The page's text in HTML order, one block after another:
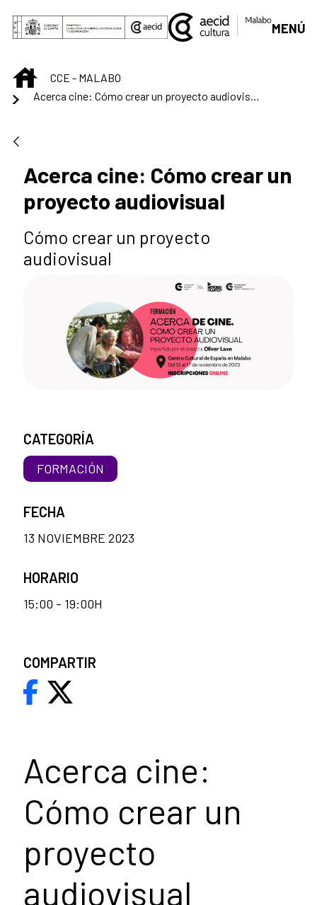
Saltar al contenido principal
MENÚ
INICIOCCE - MALABO
Acerca cine: Cómo crear un proyecto audiovisual
Acerca cine: Cómo crear un
proyecto audiovisual
Cómo crear un proyecto
audiovisual
Acerca cine:
Cómo crear un
proyecto
audiovisual
CATEGORÍA
FORMACIÓN
FECHA
13 NOVIEMBRE 2023
HORARIO
15:00 - 19:00H
COMPARTIR